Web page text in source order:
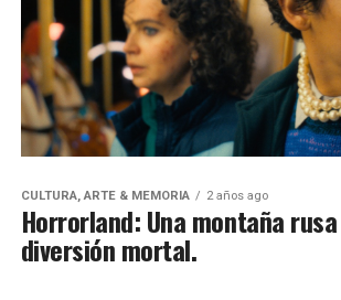
CULTURA, ARTE & MEMORIA 2 años ago
Horrorland: Una montaña
diversión mortal.